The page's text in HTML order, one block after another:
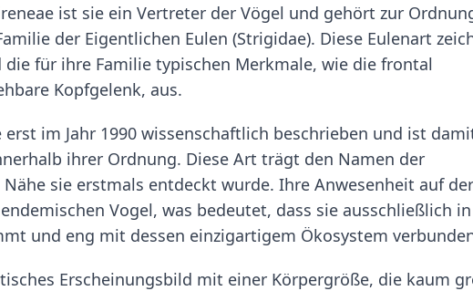
ist sie ein Vertreter der Vögel und gehört zur
der Eigentlichen Eulen (Strigidae). Diese Eulenart
für ihre Familie typischen Merkmale, wie die frontal
Kopfgelenk, aus.
im Jahr 1990 wissenschaftlich beschrieben und ist
ihrer Ordnung. Diese Art trägt den Namen der
sie erstmals entdeckt wurde. Ihre Anwesenheit auf der
Vogel, was bedeutet, dass sie ausschließlich in
und eng mit dessen einzigartigem Ökosystem
Erscheinungsbild mit einer Körpergröße, die kaum